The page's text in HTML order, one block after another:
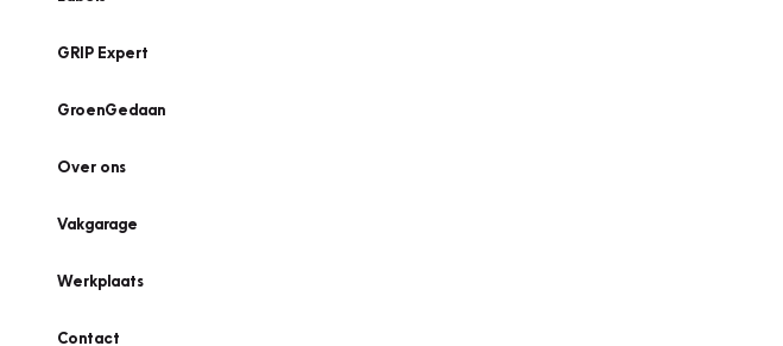
GRIP Expert
GroenGedaan
Over ons
Vakgarage
Werkplaats
Contact